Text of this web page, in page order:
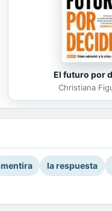
El futuro por
Christiana
mentira la respuesta